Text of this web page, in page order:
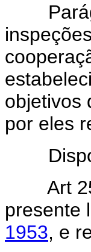
objetivos
por eles
Art
presente
1953, e